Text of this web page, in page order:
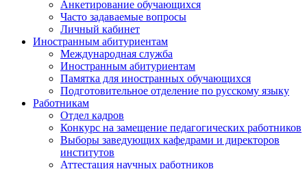
Анкетирование обучающихся
Часто задаваемые вопросы
Личный кабинет
Иностранным абитуриентам
Международная служба
Иностранным абитуриентам
Памятка для иностранных обучающихся
Подготовительное отделение по русскому языку
Работникам
Отдел кадров
Конкурс на замещение педагогических работников
Выборы заведующих кафедрами и директоров
институтов
Аттестация научных работников